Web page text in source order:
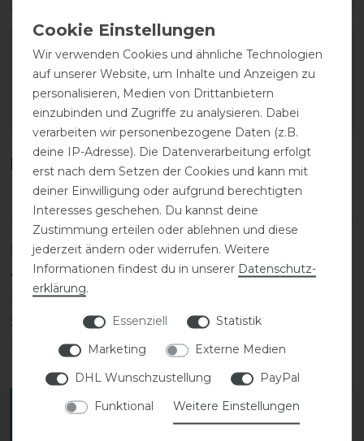
Varianten-ID: 286511
SKU: HKM-159049517.0112
EAN:4057052957321
Kundenrezensionen (0)
5
0
4
0
3
2
0
1
0
Melde dich an, um eine Kundenrezension zu
Wir verwenden Cookies und ähnliche Technologien
auf unserer Website, um Inhalte und Anzeigen zu
personalisieren, Medien von Drittanbietern
einzubinden und Zugriffe zu analysieren. Dabei
verarbeiten wir personenbezogene Daten (z.B.
deine IP-Adresse). Die Datenverarbeitung erfolgt
erst nach dem Setzen der Cookies und kann mit
deiner Einwilligung oder aufgrund berechtigten
Interesses geschehen. Du kannst deine
Zustimmung erteilen oder ablehnen und diese
jederzeit ändern oder widerrufen. Weitere
Informationen findest du in unserer Daten­schutz­
erklärung.
Essenziell
Statistik
Marketing
Externe Medien
DHL Wunschzustellung
PayPal
Funktional
Weitere Einstellungen